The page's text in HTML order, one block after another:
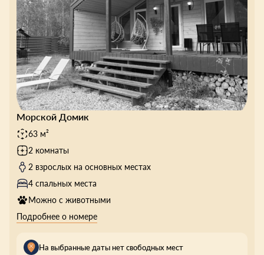
Морской Домик
63 м²
2 комнаты
2 взрослых на основных местах
4 спальных места
Можно с животными
Подробнее о номере
На выбранные даты нет свободных мест